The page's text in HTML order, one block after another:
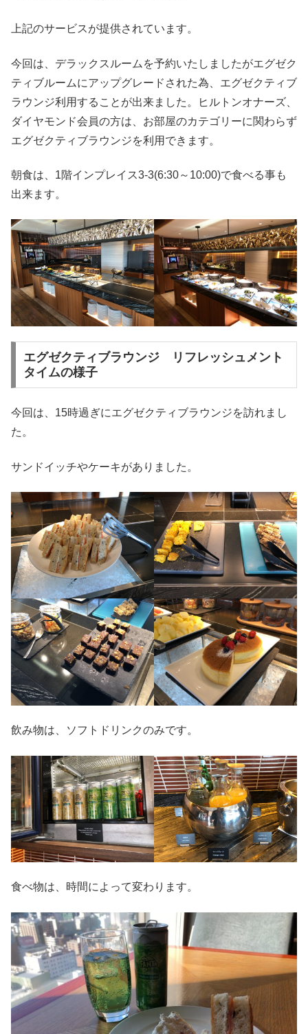
上記のサービスが提供されています。
今回は、デラックスルームを予約いたしましたがエグゼク
ティブルームにアップグレードされた為、エグゼクティブ
ラウンジ利用することが出来ました。ヒルトンオナーズ、
ダイヤモンド会員の方は、お部屋のカテゴリーに関わらず
エグゼクティブラウンジを利用できます。
朝食は、1階インプレイス3-3(6:30～10:00)で食べる事も
出来ます。
エグゼクティブラウンジ リフレッシュメント
タイムの様子
今回は、15時過ぎにエグゼクティブラウンジを訪れまし
た。
サンドイッチやケーキがありました。
飲み物は、ソフトドリンクのみです。
食べ物は、時間によって変わります。